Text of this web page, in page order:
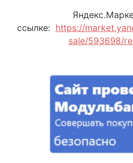
Яндекс.М
ссылке: https://
sale/593698/